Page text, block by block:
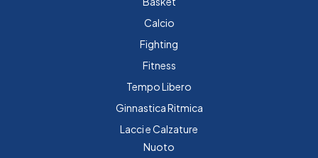
Calcio
Fighting
Fitness
Tempo Libero
Ginnastica Ritmica
Lacci e Calzature
Nuoto